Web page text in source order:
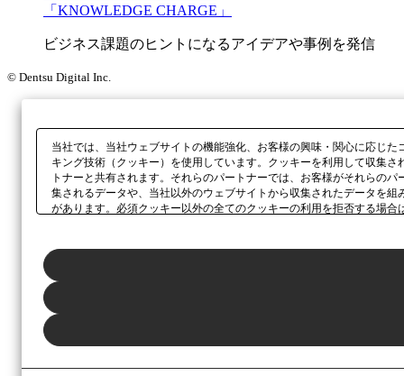
「KNOWLEDGE CHARGE」
ビジネス課題のヒントになるアイデアや事例を発信
© Dentsu Digital Inc.
当社では、当社ウェブサイトの機能強化、お客様の興味・関心に応じ
キング技術（クッキー）を使用しています。クッキーを利用して収集
トナーと共有されます。それらのパートナーでは、お客様がそれらの
集されるデータや、当社以外のウェブサイトから収集されたデータを
があります。必須クッキー以外の全てのクッキーの利用を拒否する場